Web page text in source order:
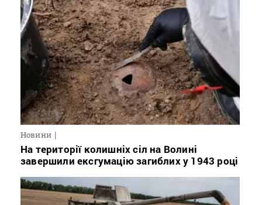
Новини
На території колишніх сіл на Волині
завершили ексгумацію загиблих у 1943 році